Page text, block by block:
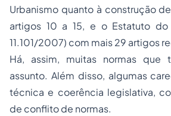
Urbanismo quanto à construção
artigos 10 a 15, e o Estatuto
11.101/2007) com mais 29 artigos
Há, assim, muitas normas que
assunto. Além disso, algumas
técnica e coerência legislativa,
de conflito de normas.